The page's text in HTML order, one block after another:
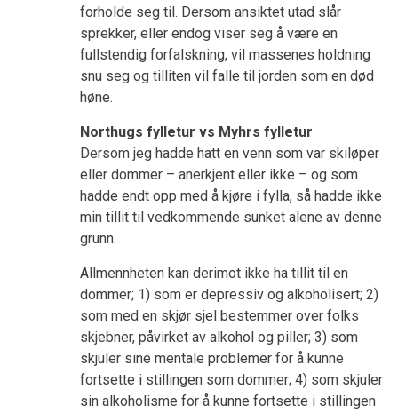
forholde seg til. Dersom ansiktet utad slår
sprekker, eller endog viser seg å være en
fullstendig forfalskning, vil massenes holdning
snu seg og tilliten vil falle til jorden som en død
høne.
Northugs fylletur vs Myhrs fylletur
Dersom jeg hadde hatt en venn som var skiløper
eller dommer – anerkjent eller ikke – og som
hadde endt opp med å kjøre i fylla, så hadde ikke
min tillit til vedkommende sunket alene av denne
grunn.
Allmennheten kan derimot ikke ha tillit til en
dommer; 1) som er depressiv og alkoholisert; 2)
som med en skjør sjel bestemmer over folks
skjebner, påvirket av alkohol og piller; 3) som
skjuler sine mentale problemer for å kunne
fortsette i stillingen som dommer; 4) som skjuler
sin alkoholisme for å kunne fortsette i stillingen